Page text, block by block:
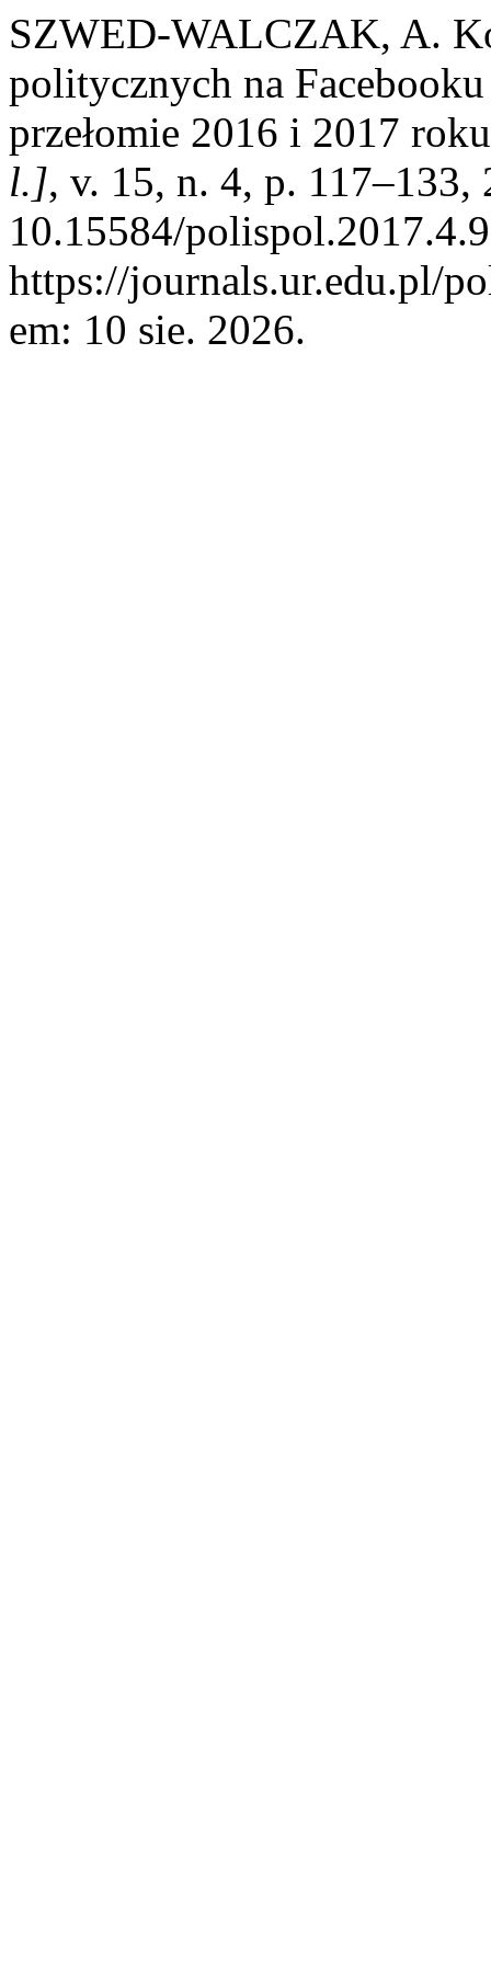
SZWED-WALCZAK, A.
politycznych na
przełomie 2016 i 2017
l.], v. 15, n. 4, p. 117–133,
10.15584/
https://journals.ur.edu.pl/
em: 10 sie. 2026.